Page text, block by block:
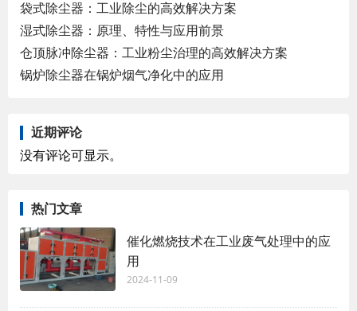
袋式除尘器：工业除尘的高效解决方案
湿式除尘器：原理、特性与应用前景
仓顶脉冲除尘器：工业粉尘治理的高效解决方案
锅炉除尘器在锅炉烟气净化中的应用
近期评论
没有评论可显示。
热门文章
催化燃烧技术在工业废气处理中的应
用
2024-11-09